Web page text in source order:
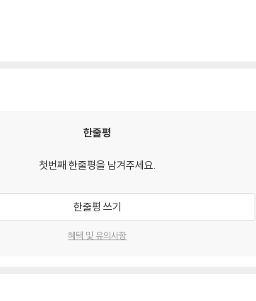
한줄평
첫번째 한줄평을 남겨주세요.
한줄평 쓰기
혜택 및 유의사항